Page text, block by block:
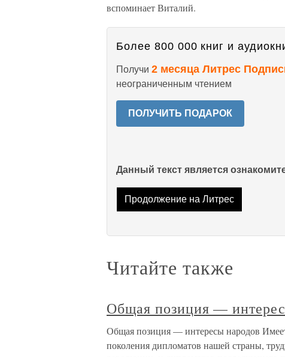
вспоминает Виталий.
Более 800 000 книг и
Получи 2 месяца Литрес
неограниченным чтением
ПОЛУЧИТЬ ПОДАРОК
Данный текст является
Продолжение на Литрес
Читайте также
Общая позиция —
Общая позиция — интересы народов
поколения дипломатов нашей страны,